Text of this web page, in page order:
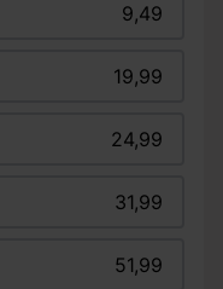
9,49
19,99
24,99
31,99
51,99